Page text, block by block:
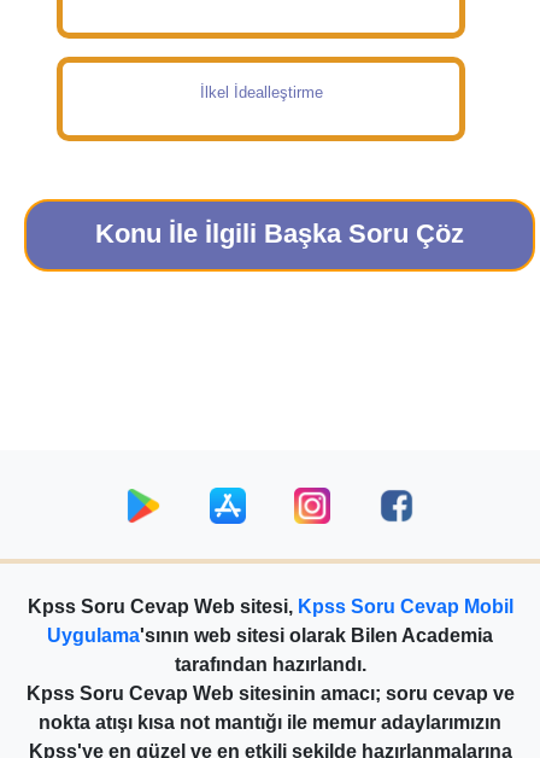
İlkel İdealleştirme
Konu İle İlgili Başka Soru Çöz
Kpss Soru Cevap Web sitesi, Kpss Soru Cevap Mobil
Uygulama'sının web sitesi olarak Bilen Academia
tarafından hazırlandı.
Kpss Soru Cevap Web sitesinin amacı; soru cevap ve
nokta atışı kısa not mantığı ile memur adaylarımızın
Kpss'ye en güzel ve en etkili şekilde hazırlanmalarına